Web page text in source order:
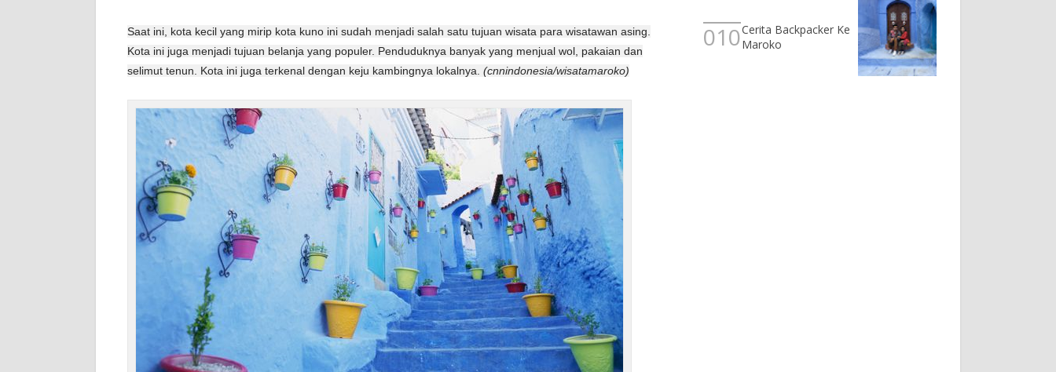
Saat ini, kota kecil yang mirip kota kuno ini sudah menjadi salah satu tujuan wisata para wisatawan asing.
Kota ini juga menjadi tujuan belanja yang populer. Penduduknya banyak yang menjual wol, pakaian dan
selimut tenun. Kota ini juga terkenal dengan keju kambingnya lokalnya. (cnnindonesia/wisatamaroko)
Cerita Backpacker Ke
Maroko